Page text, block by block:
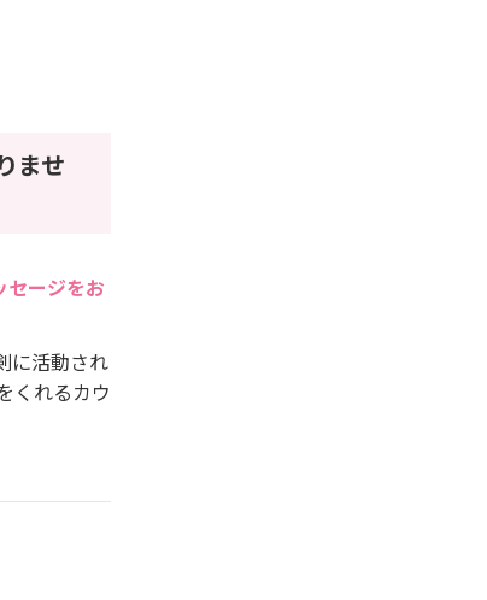
ませ
セージをお
に活動され
くれるカウ